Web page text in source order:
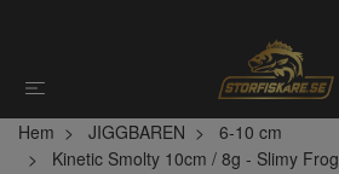
Hem JIGGBAREN
6-10 cm
Kinetic Smolty 10cm / 8g - Slimy Frog